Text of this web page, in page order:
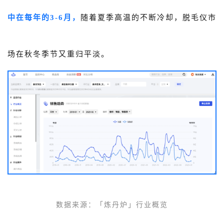
中在每年的3-6月， 随着夏季高温的不断冷却，脱毛仪市
场在秋冬季节又重归平淡。
数据来源：「炼丹炉」行业概览